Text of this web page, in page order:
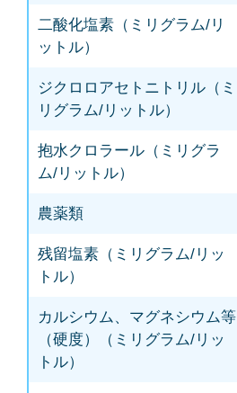
二酸化塩素（ミリグラム/リ
ットル）
ジクロロアセトニトリル（ミ
リグラム/リットル）
抱水クロラール（ミリグラ
ム/リットル）
農薬類
残留塩素（ミリグラム/リッ
トル）
カルシウム、マグネシウム等
（硬度）（ミリグラム/リッ
トル）